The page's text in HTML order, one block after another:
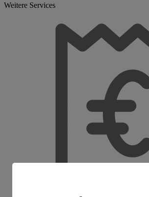
Weitere Services